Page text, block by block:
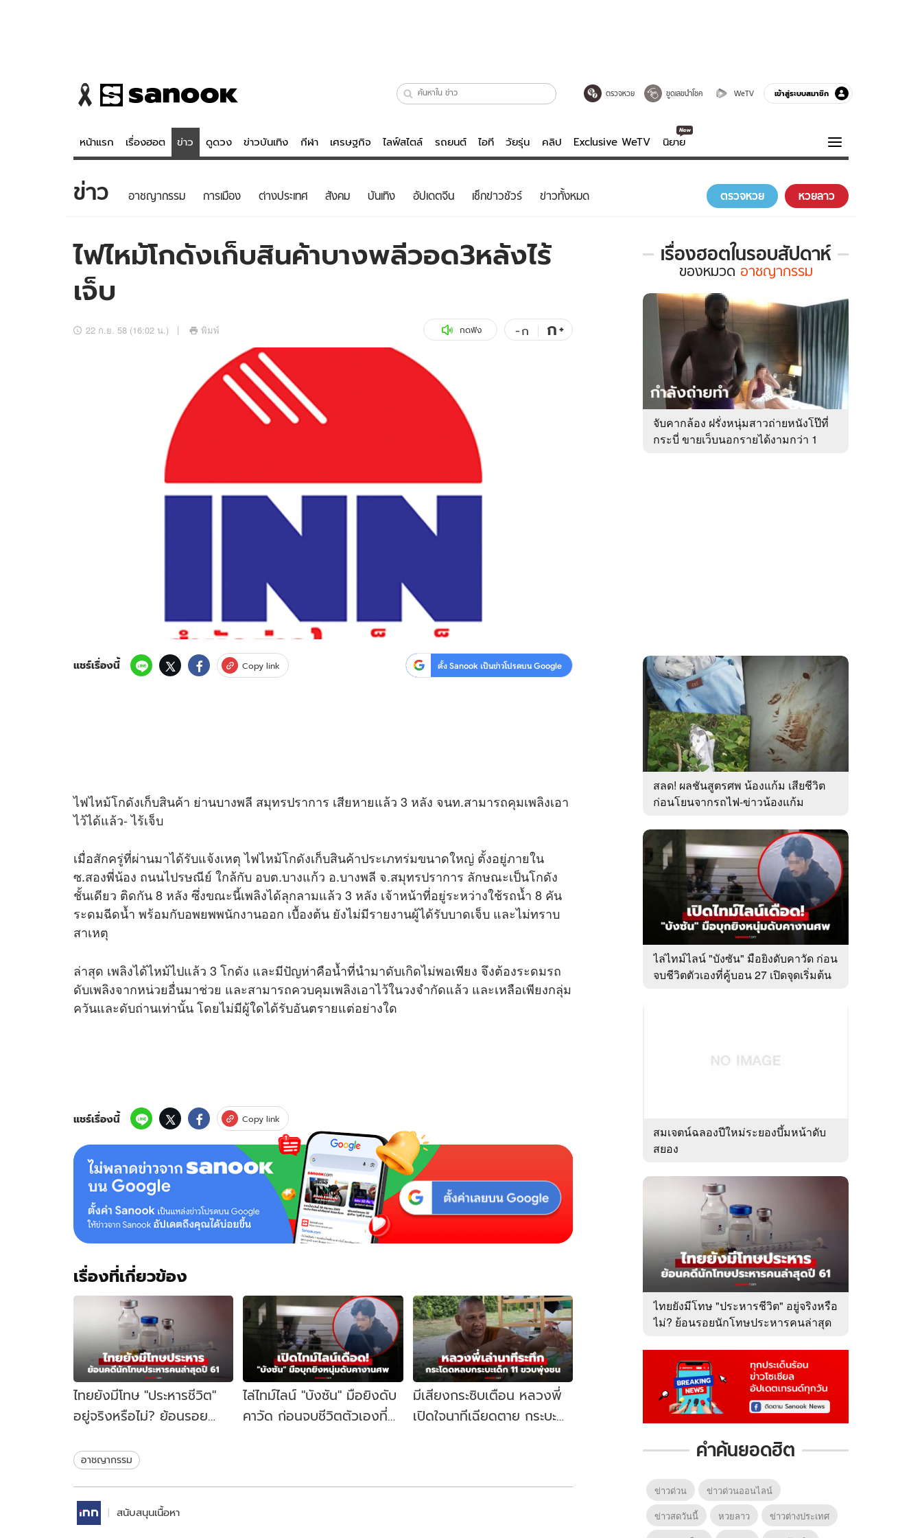
ตรวจหวย ขูดเลขนำโชค WeTV เข้าสู่ระบบสมาชิก
หน้าแรก เรื่องฮอต ข่าว ดูดวง ข่าวบันเทิง กีฬา เศรษฐกิจ ไลฟ์สไตล์ รถยนต์ ไอที วัยรุ่น คลิป Exclusive WeTV นิยาย
ข่าว
ข่าวบันเทิง
ข่าวกีฬา
ข่าวเศรษฐกิจ
อัปเดตจีน
ดูดวง - ตรวจหวย
สถิติหวยไทย
ไลฟ์สไตล์
วัยรุ่น
สุขภาพ
เที่ยว-กิน
Tasteful Thailand
Sanook Choice
บันเทิงครบรส
ดูทีวี
ความรู้รอบตัว
ฮาวทู
ดาวน์โหลดสนุกแอปฟรี
บริษัท อิมเมจ ฟิวเจอร์ (ประเทศไทย) จำกัด
ข่าว อาชญากรรม การเมือง ต่างประเทศ สังคม บันเทิง อัปเดตจีน เช็กข่าวชัวร์ ข่าวทั้งหมด ตรวจหวย หวยลาว
ไฟไหม้โกดังเก็บสินค้าบางพลีวอด3หลังไร้
เจ็บ
22 ก.ย. 58 (16:02 น.) พิมพ์ กดฟัง -ก ก+
แชร์เรื่องนี้ Copy link ตั้ง Sanook เป็นข่าวโปรดบน Google
ไฟไหม้โกดังเก็บสินค้า ย่านบางพลี สมุทรปราการ เสียหายแล้ว 3 หลัง จนท.สามารถคุมเพลิงเอา
ไว้ได้แล้ว- ไร้เจ็บ
เมื่อสักครู่ที่ผ่านมาได้รับแจ้งเหตุ ไฟไหม้โกดังเก็บสินค้าประเภทร่มขนาดใหญ่ ตั้งอยู่ภายใน
ซ.สองพี่น้อง ถนนไปรษณีย์ ใกล้กับ อบต.บางแก้ว อ.บางพลี จ.สมุทรปราการ ลักษณะเป็นโกดัง
ชั้นเดียว ติดกัน 8 หลัง ซึ่งขณะนี้เพลิงได้ลุกลามแล้ว 3 หลัง เจ้าหน้าที่อยู่ระหว่างใช้รถน้ำ 8 คัน
ระดมฉีดน้ำ พร้อมกับอพยพพนักงานออก เบื้องต้น ยังไม่มีรายงานผู้ได้รับบาดเจ็บ และไม่ทราบ
สาเหตุ
ล่าสุด เพลิงได้ไหม้ไปแล้ว 3 โกดัง และมีปัญห่าคือน้ำที่นำมาดับเกิดไม่พอเพียง จึงต้องระดมรถ
ดับเพลิงจากหน่วยอื่นมาช่วย และสามารถควบคุมเพลิงเอาไว้ในวงจำกัดแล้ว และเหลือเพียงกลุ่ม
ควันและดับถ่านเท่านั้น โดยไม่มีผู้ใดได้รับอันตรายแต่อย่างใด
แชร์เรื่องนี้ Copy link
เรื่องที่เกี่ยวข้อง
ไทยยังมีโทษ "ประหารชีวิต"
อยู่จริงหรือไม่? ย้อนรอย
2561
ไล่ไทม์ไลน์ "บังซัน" มือยิงดับ
คาวัด ก่อนจบชีวิตตัวเองที่
มีเสียงกระซิบเตือน หลวงพี่
เปิดใจนาทีเฉียดตาย กระบะ
อาชญากรรม
สนับสนุนเนื้อหา
เรื่องฮอตในรอบสัปดาห์
เรื่อง
ใน
รอบ
สัปดาห์
หมวด
อาชญากรรม
ของหมวด อาชญากรรม
จับคากล้อง ฝรั่งหนุ่มสาวถ่ายหนังโป๊ที่
กระบี่ ขายเว็บนอกรายได้งามกว่า 1
สลด! ผลชันสูตรศพ น้องแก้ม เสียชีวิต
ก่อนโยนจากรถไฟ-ข่าวน้องแก้ม
ไล่ไทม์ไลน์ "บังซัน" มือยิงดับคาวัด ก่อน
จบชีวิตตัวเองที่คู้บอน 27 เปิดจุดเริ่มต้น
สมเจตน์ฉลองปีใหม่ระยองบึ้มหน้าดับ
สยอง
ไทยยังมีโทษ "ประหารชีวิต" อยู่จริงหรือ
ไม่? ย้อนรอยนักโทษประหารคนล่าสุด
คำค้นยอดฮิต
ข่าวด่วน
ข่าวด่วนออนไลน์
ข่าวสดวันนี้
หวยลาว
ข่าวต่างประเทศ